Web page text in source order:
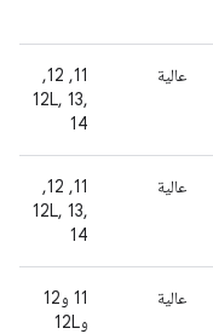
عالية
‫11, 12,
12L, 13,
14
عالية
‫11, 12,
12L, 13,
14
عالية
11 و12
و12L